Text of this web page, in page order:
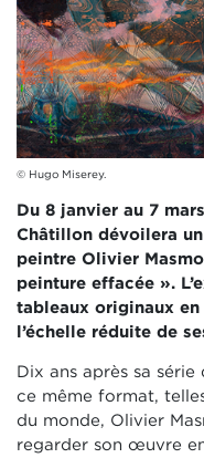
© Hugo Miserey.
Du 8 janvier au 7
Châtillon dévoilera
peintre Olivier
peinture effacée ».
tableaux originaux
l’échelle réduite de
Dix ans après sa
ce même format,
du monde, Olivier
regarder son œuvre